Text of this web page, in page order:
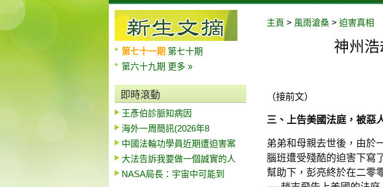
第七十一期 第七十期
第六十九期 更多 »
即時滾動
王彥伯診脈知病因
海外一周簡訊(2026年8
中國法輪功學員近期遭迫害案
大法告訴我要做一個誠實的人
NASA局長：宇宙中可能到
主頁 > 風雨滄桑 > 迫害真相
神州浩
（接前文）
三、上告美國法庭，被惡
弟弟和母親去世後，由於
腦班遭受殘酷的迫害下寫
幫助下，彭亮終於在二零